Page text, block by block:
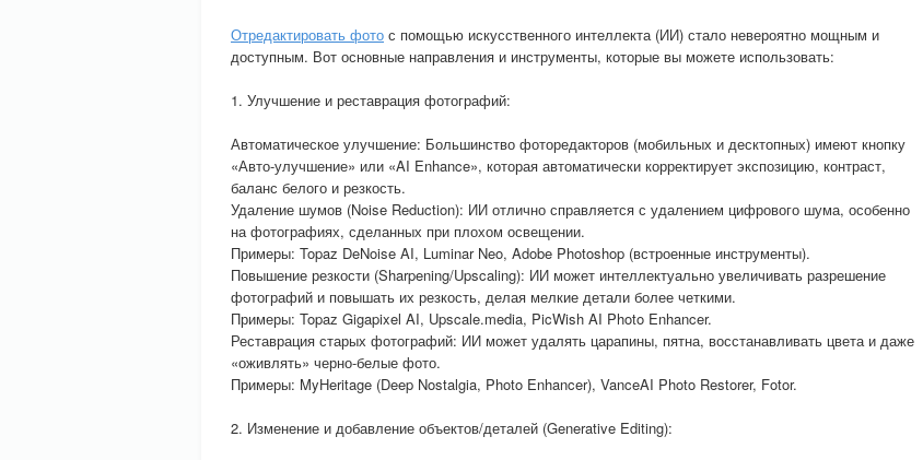
Отредактировать фото с помощью искусственного интеллекта (ИИ) стало невероятно мощным и
доступным. Вот основные направления и инструменты, которые вы можете использовать:
1. Улучшение и реставрация фотографий:
Автоматическое улучшение: Большинство фоторедакторов (мобильных и десктопных) имеют кнопку
«Авто-улучшение» или «AI Enhance», которая автоматически корректирует экспозицию, контраст,
баланс белого и резкость.
Удаление шумов (Noise Reduction): ИИ отлично справляется с удалением цифрового шума, особенно
на фотографиях, сделанных при плохом освещении.
Примеры: Topaz DeNoise AI, Luminar Neo, Adobe Photoshop (встроенные инструменты).
Повышение резкости (Sharpening/Upscaling): ИИ может интеллектуально увеличивать разрешение
фотографий и повышать их резкость, делая мелкие детали более четкими.
Примеры: Topaz Gigapixel AI, Upscale.media, PicWish AI Photo Enhancer.
Реставрация старых фотографий: ИИ может удалять царапины, пятна, восстанавливать цвета и даже
«оживлять» черно-белые фото.
Примеры: MyHeritage (Deep Nostalgia, Photo Enhancer), VanceAI Photo Restorer, Fotor.
2. Изменение и добавление объектов/деталей (Generative Editing):